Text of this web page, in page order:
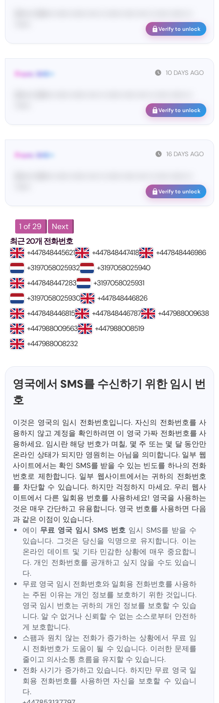
Verify to unlock
10 DAYS AGO
From: SHE••
Verify to unlock
16 DAYS AGO
From: SHE••
Verify to unlock
1 of 29
Next
최근 20개 전화번호
+447848445621 +447848447418
+447848446986
+3197058025932
+3197058025940
+447848447283
+3197058025931
+3197058025930
+447848446826
+447848446815
+447848446787
+447988009638
+447988009563
+447988008519
+447988008232
영국에서 SMS를 수신하기 위한 임시 번
호
이것은 영국의 임시 전화번호입니다. 자신의 전화번호를 사
용하지 않고 계정을 확인하려면 이 영국 가짜 전화번호를 사
용하세요. 임시란 해당 번호가 며칠, 몇 주 또는 몇 달 동안만
온라인 상태가 되지만 영원히는 아님을 의미합니다. 일부 웹
사이트에서는 확인 SMS를 받을 수 있는 빈도를 하나의 전화
번호로 제한합니다. 일부 웹사이트에서는 귀하의 전화번호
를 차단할 수 있습니다. 하지만 걱정하지 마세요. 우리 웹사
이트에서 다른 일회용 번호를 사용하세요! 영국을 사용하는
것은 매우 간단하고 유용합니다. 영국 번호를 사용하면 다음
과 같은 이점이 있습니다.
에이 무료 영국 임시 SMS 번호 임시 SMS를 받을 수
있습니다. 그것은 당신을 익명으로 유지합니다. 이는
온라인 데이트 및 기타 민감한 상황에 매우 중요합니
다. 개인 전화번호를 공개하고 싶지 않을 수도 있습니
다.
무료 영국 임시 전화번호와 일회용 전화번호를 사용하
는 주된 이유는 개인 정보를 보호하기 위한 것입니다.
영국 임시 번호는 귀하의 개인 정보를 보호할 수 있습
니다. 알 수 없거나 신뢰할 수 없는 소스로부터 안전하
게 보호합니다.
스팸과 원치 않는 전화가 증가하는 상황에서 무료 임
시 전화번호가 도움이 될 수 있습니다. 이러한 문제를
줄이고 의사소통 흐름을 유지할 수 있습니다.
전화 사기가 증가하고 있습니다. 하지만 무료 영국 일
회용 전화번호를 사용하면 자신을 보호할 수 있습니
다.